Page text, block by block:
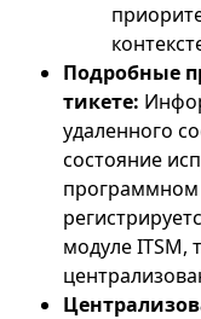
Подробные
тикете:
удаленного
состояние
программном
модуле ITSM,